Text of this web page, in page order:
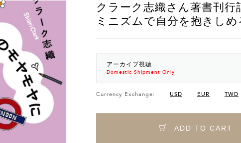
クラーク志織さん著書刊
ミニズムで自分を抱きしめ
アーカイブ視聴
Domestic Shipment Only
Currency Exchange: USD EUR TWD
ADD TO CART